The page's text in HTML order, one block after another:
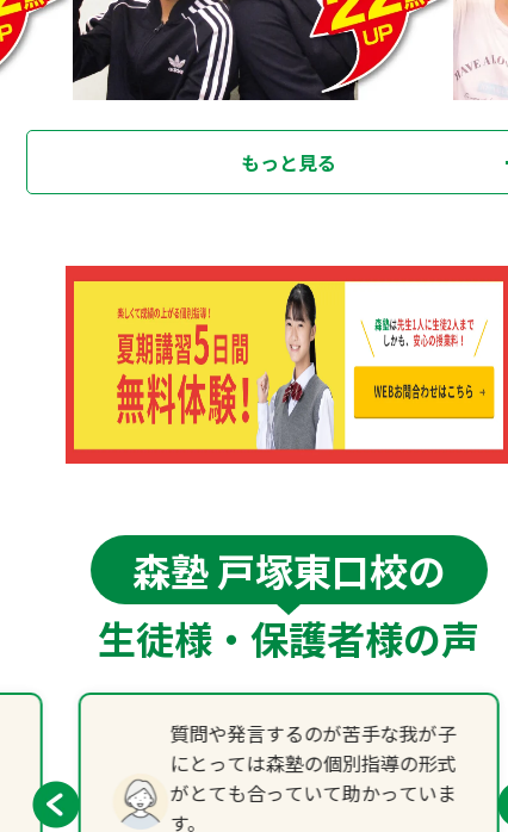
もっと見る
森塾 戸塚東口校の
生徒様・保護者様の声
質問や発言するのが苦手な我が子
にとっては森塾の個別指導の形式
がとても合っていて助かっていま
す。